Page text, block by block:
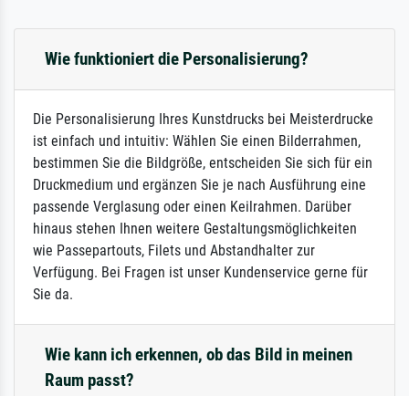
Wie funktioniert die Personalisierung?
Die Personalisierung Ihres Kunstdrucks bei Meisterdrucke
ist einfach und intuitiv: Wählen Sie einen Bilderrahmen,
bestimmen Sie die Bildgröße, entscheiden Sie sich für ein
Druckmedium und ergänzen Sie je nach Ausführung eine
passende Verglasung oder einen Keilrahmen. Darüber
hinaus stehen Ihnen weitere Gestaltungsmöglichkeiten
wie Passepartouts, Filets und Abstandhalter zur
Verfügung. Bei Fragen ist unser Kundenservice gerne für
Sie da.
Wie kann ich erkennen, ob das Bild in meinen
Raum passt?